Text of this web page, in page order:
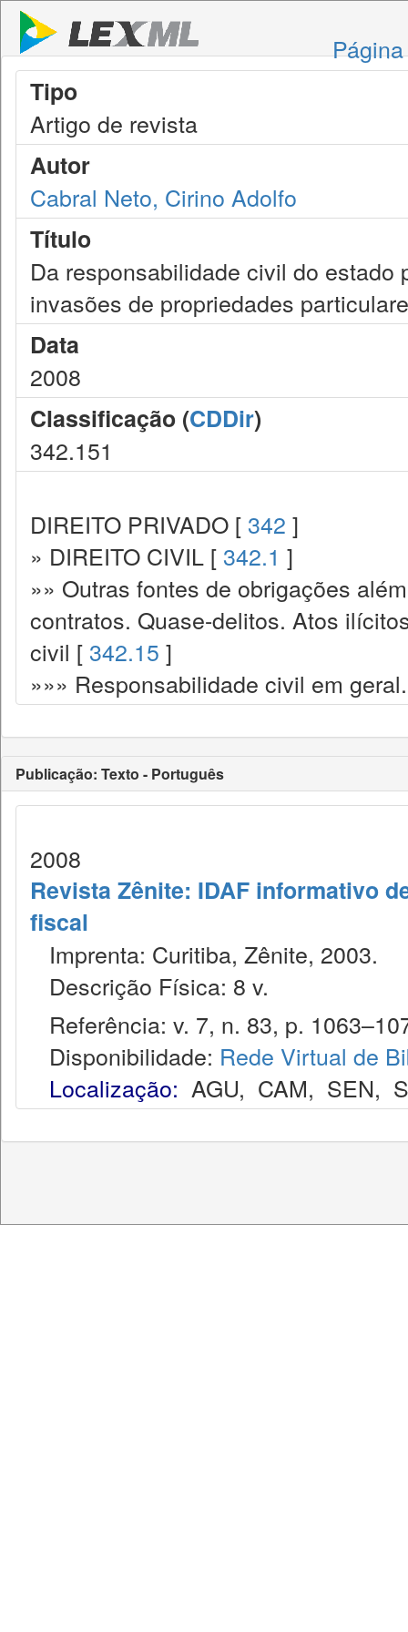
Tipo
Artigo de revista
Autor
Cabral Neto, Cirino Adolfo
Título
Da responsabilidade civil do
invasões de propriedades
Data
2008
Classificação (CDDir)
342.151
DIREITO PRIVADO [ 342 ]
» DIREITO CIVIL [ 342.1 ]
»» Outras fontes de obrigações
contratos. Quase-delitos. Atos
civil [ 342.15 ]
»»» Responsabilidade civil em
Publicação: Texto - Português
2008
Revista Zênite: IDAF informativo
fiscal
Imprenta: Curitiba, Zênite, 2003.
Descrição Física: 8 v.
Referência: v. 7, n. 83, p.
Disponibilidade: Rede Virtual de
Localização: AGU, CAM, SEN,